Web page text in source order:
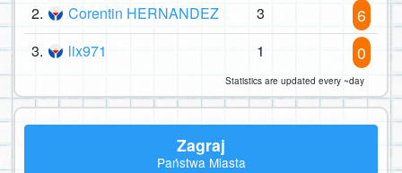
2. Corentin HERNANDEZ 3 6
3. lix971 1 0
Statistics are updated every ~day
Zagraj
Państwa Miasta